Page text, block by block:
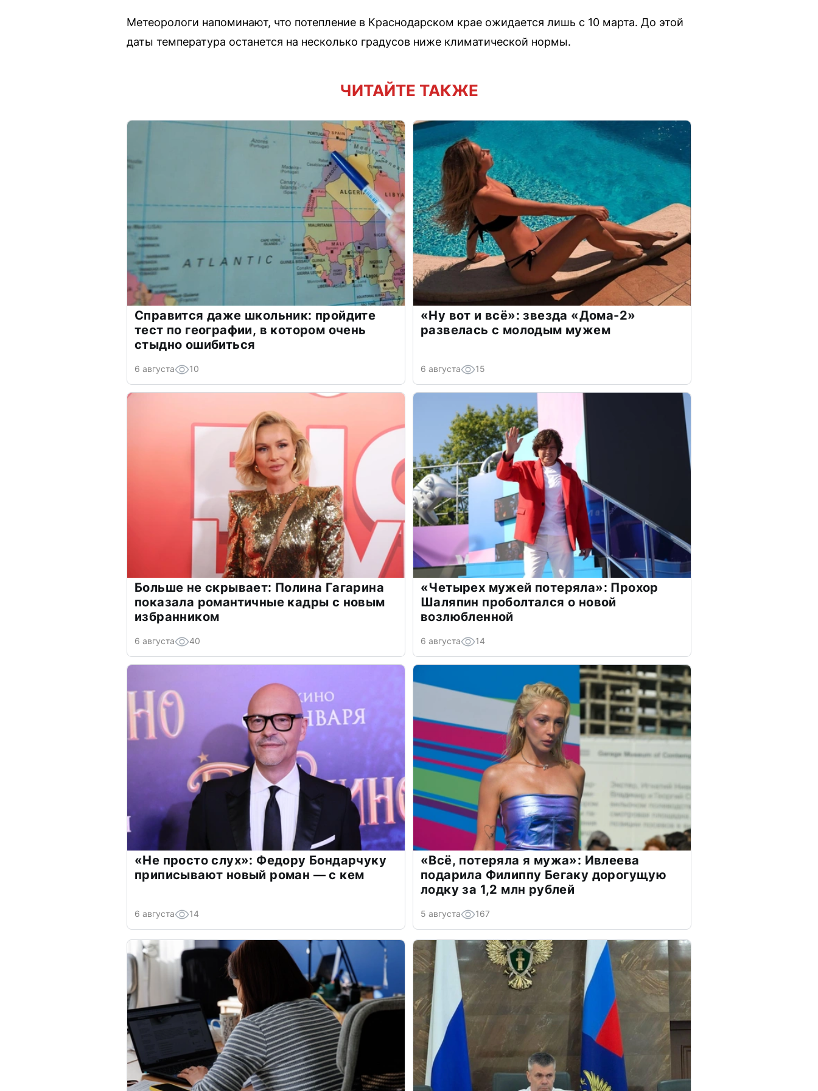
Метеорологи напоминают, что потепление в Краснодарском крае ожидается лишь с 10 марта. До этой
даты температура останется на несколько градусов ниже климатической нормы.
ЧИТАЙТЕ ТАКЖЕ
Справится даже школьник: пройдите
тест по географии, в котором очень
стыдно ошибиться
6 августа 10
«Ну вот и всё»: звезда «Дома-2»
развелась с молодым мужем
6 августа 15
Больше не скрывает: Полина Гагарина
показала романтичные кадры с новым
избранником
6 августа 40
«Четырех мужей потеряла»: Прохор
Шаляпин проболтался о новой
возлюбленной
6 августа 14
«Не просто слух»: Федору Бондарчуку
приписывают новый роман — с кем
6 августа 14
«Всё, потеряла я мужа»: Ивлеева
подарила Филиппу Бегаку дорогущую
лодку за 1,2 млн рублей
5 августа 167